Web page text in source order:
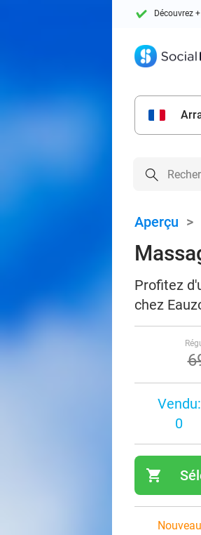
Découvrez
Aperçu >
Profitez
chez
Vendu:
0
shopping_cart